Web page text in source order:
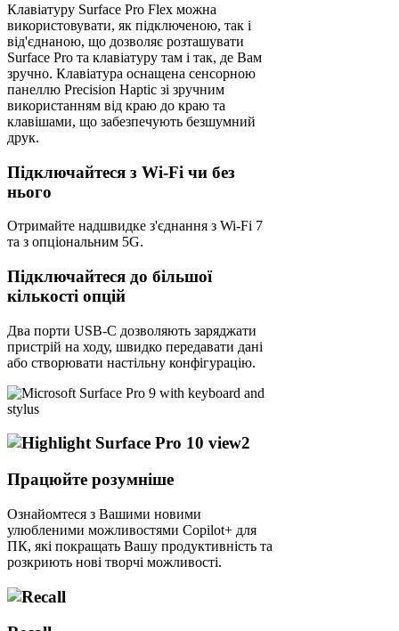
Клавіатуру Surface Pro Flex можна
використовувати, як підключеною, так і
від'єднаною, що дозволяє розташувати
Surface Pro та клавіатуру там і так, де Вам
зручно. Клавіатура оснащена сенсорною
панеллю Precision Haptic зі зручним
використанням від краю до краю та
клавішами, що забезпечують безшумний
друк.
Підключайтеся з Wi-Fi чи без
нього
Отримайте надшвидке з'єднання з Wi-Fi 7
та з опціональним 5G.
Підключайтеся до більшої
кількості опцій
Два порти USB-C дозволяють заряджати
пристрій на ходу, швидко передавати дані
або створювати настільну конфігурацію.
Працюйте розумніше
Ознайомтеся з Вашими новими
улюбленими можливостями Copilot+ для
ПК, які покращать Вашу продуктивність та
розкриють нові творчі можливості.